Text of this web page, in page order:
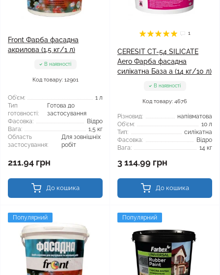
Front Фарба фасадна
акрилова (1,5 кг/1 л)
В наявності
Код товару: 12901
Об'єм:
1 л
Тип
готовності:
Готова до
застосування
Фасовка:
Відро
Вага:
1,5 кг
Область
застосування:
Для зовнішніх
робіт
211.94 грн
До кошика
1
CERESIT CT-54 SILICATE
Aero Фарба фасадна
силікатна База а (14 кг/10 л)
В наявності
Код товару: 4676
Різновид:
напівматова
Об'єм:
10 л
Тип:
силікатна
Фасовка:
Відро
Вага:
14 кг
3 114.99 грн
До кошика
Популярний Популярний